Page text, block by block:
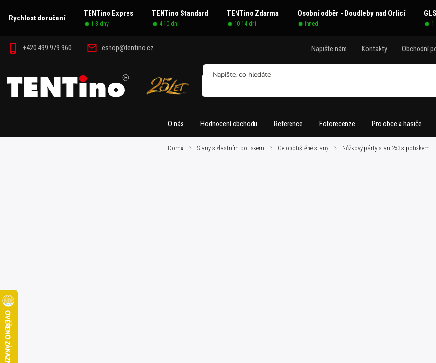
Rychlost doručení
TENTino Expres TENTino Standard TENTino Zdarma Osobní odběr - Doudleby nad Orlicí
1-3 dny 4-10 dní 10-14 dní ihned
+420 499 979 960 eshop@tentino.cz Napište nám Kontakty Obchodní
O nás Hodnocení obchodu Reference Fotorecenze Pro obce a hasiče
Domů / Stany s vlastním potiskem / Celopotištěné stany / Nůžkový párty stan 2x3 s potiskem /